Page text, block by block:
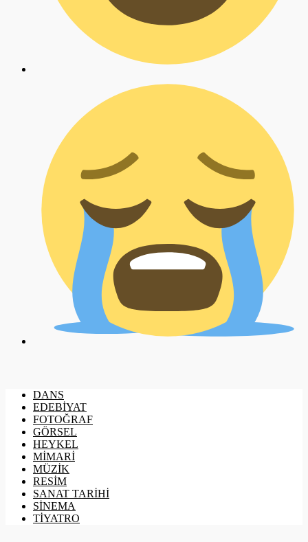
DANS
EDEBİYAT
FOTOĞRAF
GÖRSEL
HEYKEL
MİMARİ
MÜZİK
RESİM
SANAT TARİHİ
SİNEMA
TİYATRO